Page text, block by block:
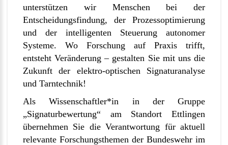
unterstützen wir Menschen bei der
Entscheidungsfindung, der Prozessoptimierung
und der intelligenten Steuerung autonomer
Systeme. Wo Forschung auf Praxis trifft,
entsteht Veränderung – gestalten Sie mit uns die
Zukunft der elektro-optischen Signaturanalyse
und Tarntechnik!
Als Wissenschaftler*in in der Gruppe
„Signaturbewertung“ am Standort Ettlingen
übernehmen Sie die Verantwortung für aktuell
relevante Forschungsthemen der Bundeswehr im